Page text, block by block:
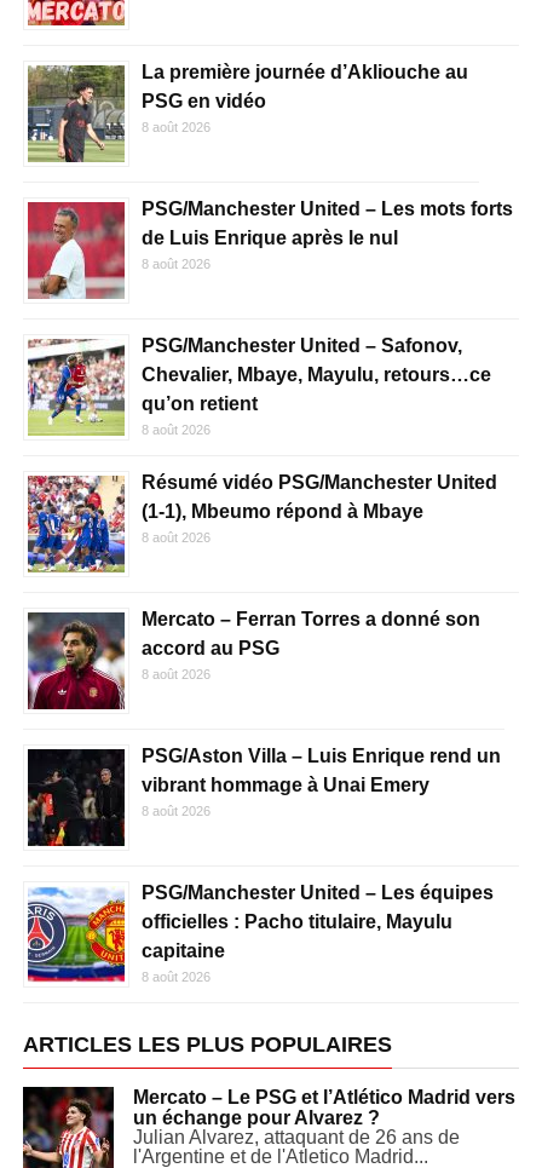
La première journée d’Akliouche au
PSG en vidéo
8 août 2026
PSG/Manchester United – Les mots forts
de Luis Enrique après le nul
8 août 2026
PSG/Manchester United – Safonov,
Chevalier, Mbaye, Mayulu, retours…ce
qu’on retient
8 août 2026
Résumé vidéo PSG/Manchester United
(1-1), Mbeumo répond à Mbaye
8 août 2026
Mercato – Ferran Torres a donné son
accord au PSG
8 août 2026
PSG/Aston Villa – Luis Enrique rend un
vibrant hommage à Unai Emery
8 août 2026
PSG/Manchester United – Les équipes
officielles : Pacho titulaire, Mayulu
capitaine
8 août 2026
ARTICLES LES PLUS POPULAIRES
Mercato – Le PSG et l’Atlético Madrid vers
un échange pour Alvarez ?
Julian Alvarez, attaquant de 26 ans de
l'Argentine et de l'Atletico Madrid...